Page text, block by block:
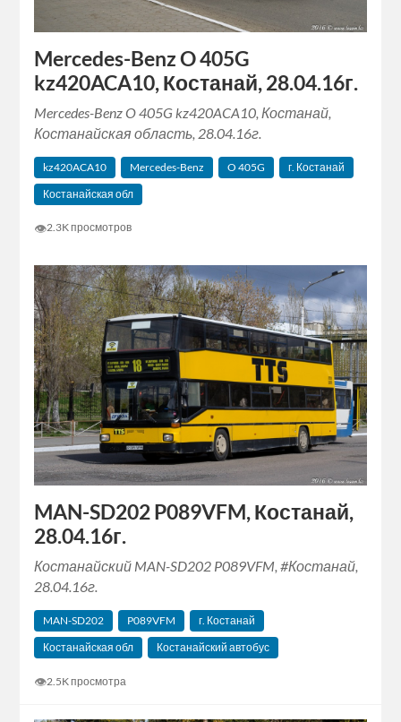
Mercedes-Benz O 405G
kz420ACA10, Костанай, 28.04.16г.
Mercedes-Benz O 405G kz420ACA10, Костанай,
Костанайская область, 28.04.16г.
kz420ACA10 Mercedes-Benz O 405G
г. Костанай
Костанайская обл
👁2.3K просмотров
MAN-SD202 P089VFM, Костанай,
28.04.16г.
Костанайский MAN-SD202 P089VFM, #Костанай,
28.04.16г.
MAN-SD202 P089VFM
г. Костанай
Костанайская обл
Костанайский автобус
👁2.5K просмотра